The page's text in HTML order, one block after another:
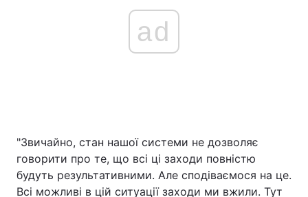
ad
"Звичайно, стан нашої системи не дозволяє
говорити про те, що всі ці заходи повністю
будуть результативними. Але сподіваємося на це.
Всі можливі в цій ситуації заходи ми вжили. Тут